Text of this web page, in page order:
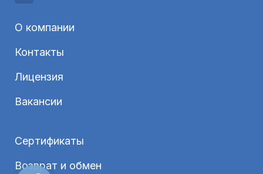
О компании
Контакты
Лицензия
Вакансии
Сертификаты
Возврат и обмен